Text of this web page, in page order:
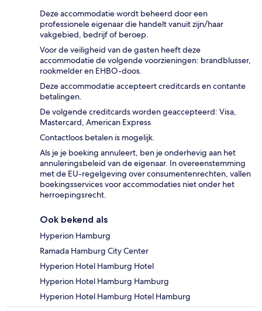
Deze accommodatie wordt beheerd door een
professionele eigenaar die handelt vanuit zijn/haar
vakgebied, bedrijf of beroep.
Voor de veiligheid van de gasten heeft deze
accommodatie de volgende voorzieningen: brandblusser,
rookmelder en EHBO-doos.
Deze accommodatie accepteert creditcards en contante
betalingen.
De volgende creditcards worden geaccepteerd: Visa,
Mastercard, American Express
Contactloos betalen is mogelijk.
Als je je boeking annuleert, ben je onderhevig aan het
annuleringsbeleid van de eigenaar. In overeenstemming
met de EU-regelgeving over consumentenrechten, vallen
boekingsservices voor accommodaties niet onder het
herroepingsrecht.
Ook bekend als
Hyperion Hamburg
Ramada Hamburg City Center
Hyperion Hotel Hamburg Hotel
Hyperion Hotel Hamburg Hamburg
Hyperion Hotel Hamburg Hotel Hamburg